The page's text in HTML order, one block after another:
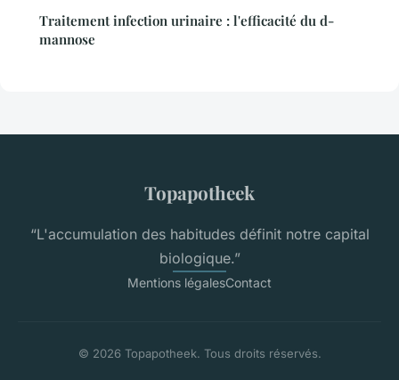
Traitement infection urinaire : l'efficacité du d-
mannose
Topapotheek
“L'accumulation des habitudes définit notre capital
biologique.”
Mentions légalesContact
© 2026 Topapotheek. Tous droits réservés.